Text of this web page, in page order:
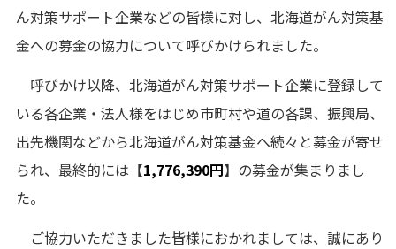
ん対策サポート企業などの皆様に対し、北海道がん対策基
金への募金の協力について呼びかけられました。
呼びかけ以降、北海道がん対策サポート企業に登録して
いる各企業・法人様をはじめ市町村や道の各課、振興局、
出先機関などから北海道がん対策基金へ続々と募金が寄せ
られ、最終的には【1,776,390円】の募金が集まりまし
た。
ご協力いただきました皆様におかれましては、誠にあり